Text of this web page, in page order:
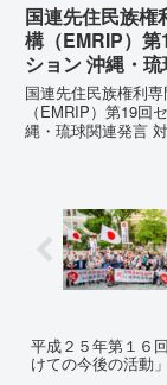
国連先住民族権
構（EMRIP）第
ション 沖縄・
言 対訳集（仮
国連先住民族権利
（EMRIP）第19回
縄・琉球関連発言
定、PFAS（有機フ
問題、米軍基地、伝
平成２５年第１６
けての今後の活動」